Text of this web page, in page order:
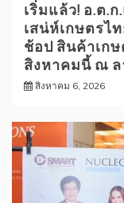
เริ่มแล้ว! อ.ต.ก
เสน่ห์เกษตรไ
ช้อป สินค้าเก
สิงหาคมนี้ ณ ล
สิงหาคม 6, 2026